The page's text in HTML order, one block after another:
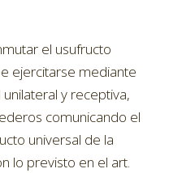
el usufructo
ejercitarse mediante
y receptiva,
comunicando el
universal de la
lo previsto en el art.